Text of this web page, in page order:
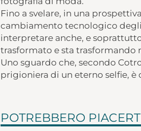
Fino a svelare, in una
cambiamento tecnologico
interpretare anche, e
trasformato e sta trasformando
Uno sguardo che, secondo
prigioniera di un eterno selfie,
POTREBBERO